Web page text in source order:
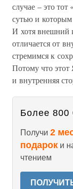
случае – это
сутью и
И хотя внешний
отличается от
стремимся к
Потому что этот
и внутренняя
Более 800
Получи 2
подарок и
чтением